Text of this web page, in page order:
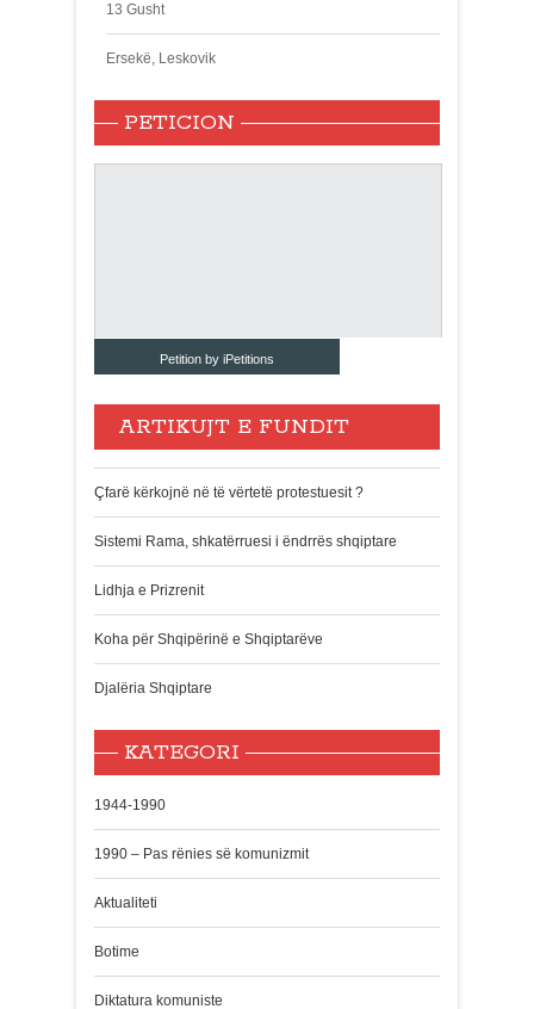
13 Gusht
Ersekë, Leskovik
PETICION
Petition by iPetitions
ARTIKUJT E FUNDIT
Çfarë kërkojnë në të vërtetë protestuesit ?
Sistemi Rama, shkatërruesi i ëndrrës shqiptare
Lidhja e Prizrenit
Koha për Shqipërinë e Shqiptarëve
Djalëria Shqiptare
KATEGORI
1944-1990
1990 – Pas rënies së komunizmit
Aktualiteti
Botime
Diktatura komuniste